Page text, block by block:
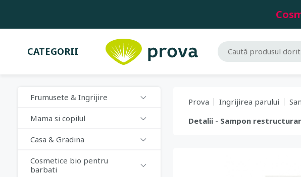
CATEGORII
Frumusete & Ingrijire
Mama si copilul
Casa & Gradina
Cosmetice bio pentru
barbati
Prova Ingrijirea parului
Detalii - Sampon